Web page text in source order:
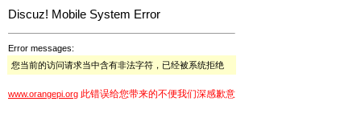
Discuz! Mobile System Error
Error messages:
您当前的访问请求当中含有非法字符，已经被系统拒绝
www.orangepi.org 此错误给您带来的不便我们深感歉意